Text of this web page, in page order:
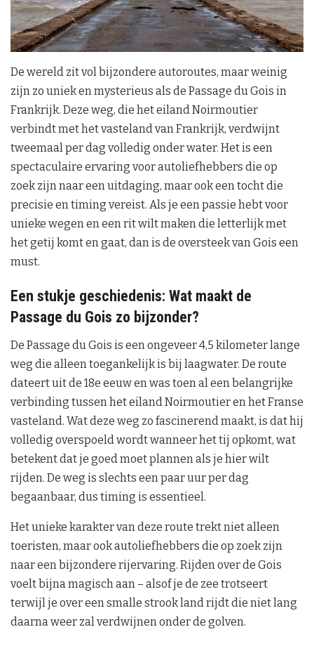
De wereld zit vol bijzondere autoroutes, maar weinig
zijn zo uniek en mysterieus als de Passage du Gois in
Frankrijk. Deze weg, die het eiland Noirmoutier
verbindt met het vasteland van Frankrijk, verdwijnt
tweemaal per dag volledig onder water. Het is een
spectaculaire ervaring voor autoliefhebbers die op
zoek zijn naar een uitdaging, maar ook een tocht die
precisie en timing vereist. Als je een passie hebt voor
unieke wegen en een rit wilt maken die letterlijk met
het getij komt en gaat, dan is de oversteek van Gois een
must.
Een stukje geschiedenis: Wat maakt de
Passage du Gois zo bijzonder?
De Passage du Gois is een ongeveer 4,5 kilometer lange
weg die alleen toegankelijk is bij laagwater. De route
dateert uit de 18e eeuw en was toen al een belangrijke
verbinding tussen het eiland Noirmoutier en het Franse
vasteland. Wat deze weg zo fascinerend maakt, is dat hij
volledig overspoeld wordt wanneer het tij opkomt, wat
betekent dat je goed moet plannen als je hier wilt
rijden. De weg is slechts een paar uur per dag
begaanbaar, dus timing is essentieel.
Het unieke karakter van deze route trekt niet alleen
toeristen, maar ook autoliefhebbers die op zoek zijn
naar een bijzondere rijervaring. Rijden over de Gois
voelt bijna magisch aan – alsof je de zee trotseert
terwijl je over een smalle strook land rijdt die niet lang
daarna weer zal verdwijnen onder de golven.